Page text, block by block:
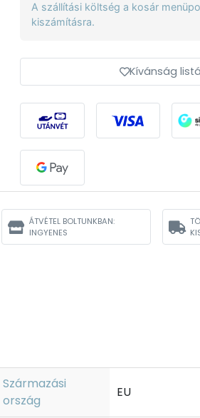
A szállítási költség a kosár
kiszámításra.
Kívánság
ÁTVÉTEL BOLTUNKBAN:
INGYENES
Származási
ország
EU